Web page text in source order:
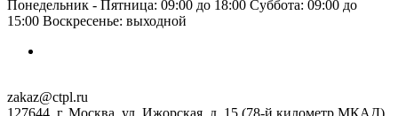
Понедельник - Пятница: 09:00 до 18:00 Суббота: 09:00 до
15:00 Воскресенье: выходной
zakaz@ctpl.ru
127644, г. Москва, ул. Ижорская, д. 15 (78-й километр МКАД)